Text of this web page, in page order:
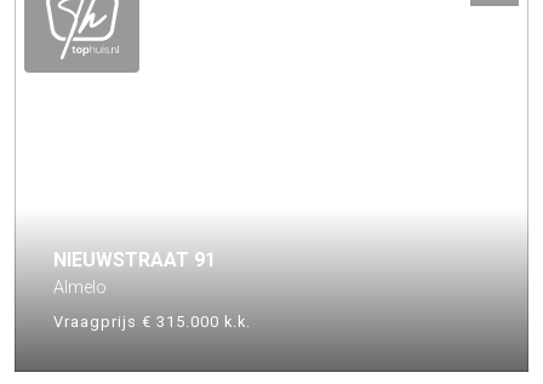
NIEUWSTRAAT 91
Almelo
Vraagprijs € 315.000 k.k.